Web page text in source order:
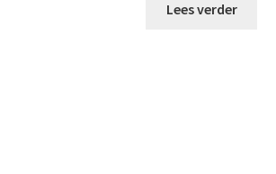
Lees verder